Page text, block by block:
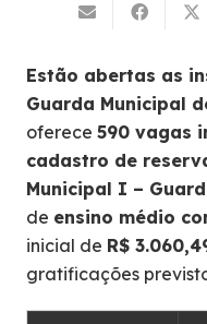
Estão abertas as
Guarda Municipal
oferece 590 vagas
cadastro de
Municipal I –
de ensino médio
inicial de R$
gratificações